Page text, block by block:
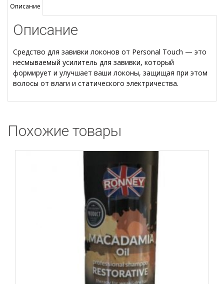
Описание
Описание
Средство для завивки локонов от Personal Touch — это
несмываемый усилитель для завивки, который
формирует и улучшает ваши локоны, защищая при этом
волосы от влаги и статического электричества.
Похожие товары